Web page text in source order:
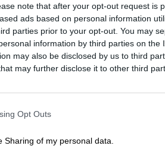
note that after your opt-out request is
ads based on personal information
parties prior to your opt-out. You may
information by third parties on the
may also be disclosed by us to third
may further disclose it to other third
Opt Outs
Sharing of my personal data.
inkluderar lagstadgad moms. Plus
inkluderar punktskatt
Information Recensioner
på originaldrycken från Kaiser
för att förse invånarna på det
av deras bryggkunskaper. Kaisers
erbjuds och originaldrycken är
enligt ett traditionellt recept från
Bryggan är en mörk lager som